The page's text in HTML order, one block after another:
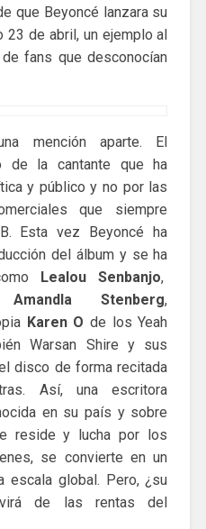
que Beyoncé lanzara su
de abril, un ejemplo al
fans que desconocían
mención aparte. El
de la cantante que ha
y público y no por las
que siempre
Esta vez Beyoncé ha
del álbum y se ha
Lealou Senbanjo,
Amandla Stenberg,
Karen O de los Yeah
Warsan Shire y sus
disco de forma recitada
Así, una escritora
en su país y sobre
reside y lucha por los
se convierte en un
escala global. Pero, ¿su
de las rentas del